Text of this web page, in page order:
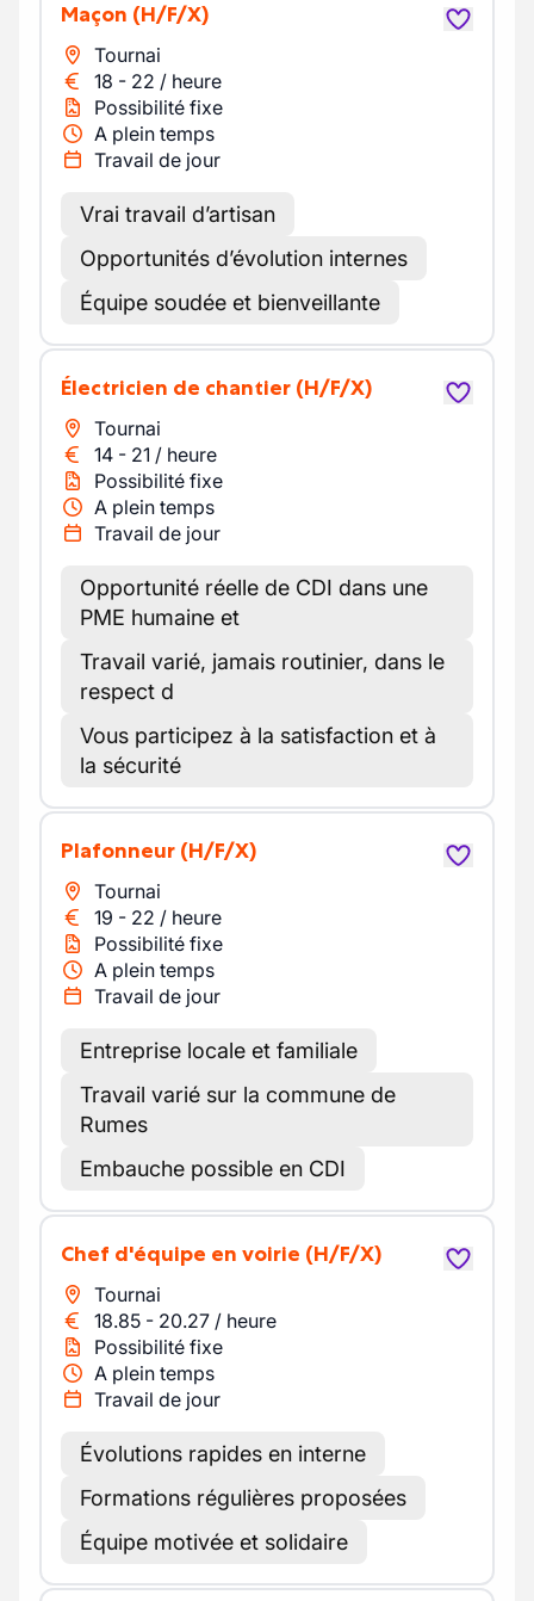
Maçon (H/F/X)
Tournai
18 - 22 / heure
Possibilité fixe
A plein temps
Travail de jour
Vrai travail d’artisan
Opportunités d’évolution internes
Équipe soudée et bienveillante
Électricien de chantier (H/F/X)
Tournai
14 - 21 / heure
Possibilité fixe
A plein temps
Travail de jour
Opportunité réelle de CDI dans une
PME humaine et
Travail varié, jamais routinier, dans le
respect d
Vous participez à la satisfaction et à
la sécurité
Plafonneur (H/F/X)
Tournai
19 - 22 / heure
Possibilité fixe
A plein temps
Travail de jour
Entreprise locale et familiale
Travail varié sur la commune de
Rumes
Embauche possible en CDI
Chef d'équipe en voirie (H/F/X)
Tournai
18.85 - 20.27 / heure
Possibilité fixe
A plein temps
Travail de jour
Évolutions rapides en interne
Formations régulières proposées
Équipe motivée et solidaire